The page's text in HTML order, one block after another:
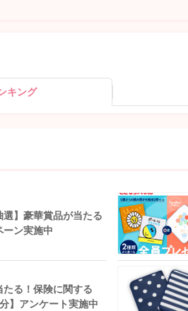
キング
選】豪華賞品が当たる
ーン実施中
たる！保険に関する
分】アンケート実施中